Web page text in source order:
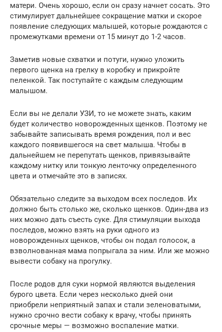
матери. Очень хорошо, если он сразу начнет сосать. Это
стимулирует дальнейшее сокращение матки и скорое
появление следующих малышей, которые рождаются с
промежутками времени от 15 минут до 1-2 часов.
Заметив новые схватки и потуги, нужно уложить
первого щенка на грелку в коробку и прикройте
пеленкой. Так поступайте с каждым следующим
малышом.
Если вы не делали УЗИ, то не можете знать, каким
будет количество новорожденных щенков. Поэтому не
забывайте записывать время рождения, пол и вес
каждого появившегося на свет малыша. Чтобы в
дальнейшем не перепутать щенков, привязывайте
каждому нитку или тонкую ленточку определенного
цвета и отмечайте это в записях.
Обязательно следите за выходом всех последов. Их
должно быть столько же, сколько щенков. Один-два из
них можно дать съесть суке. Для стимуляции выхода
последов, можно взять на руки одного из
новорожденных щенков, чтобы он подал голосок, а
взволнованная мама попрыгала за ним. Или же можно
вывести собаку на прогулку.
После родов для суки нормой являются выделения
бурого цвета. Если через несколько дней они
приобрели неприятный запах и стали зеленоватыми,
нужно срочно вести собаку к врачу, чтобы принять
срочные меры — возможно воспаление матки.